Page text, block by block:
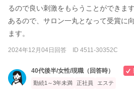
るので良い刺激をもらうことができま
あるので、サロン一丸となって受賞に
ます。
2024年12月04日回答 ID 4511-30352C
40代後半/女性/現職（回答時）
勤続1～3年未満
正社員 エステ